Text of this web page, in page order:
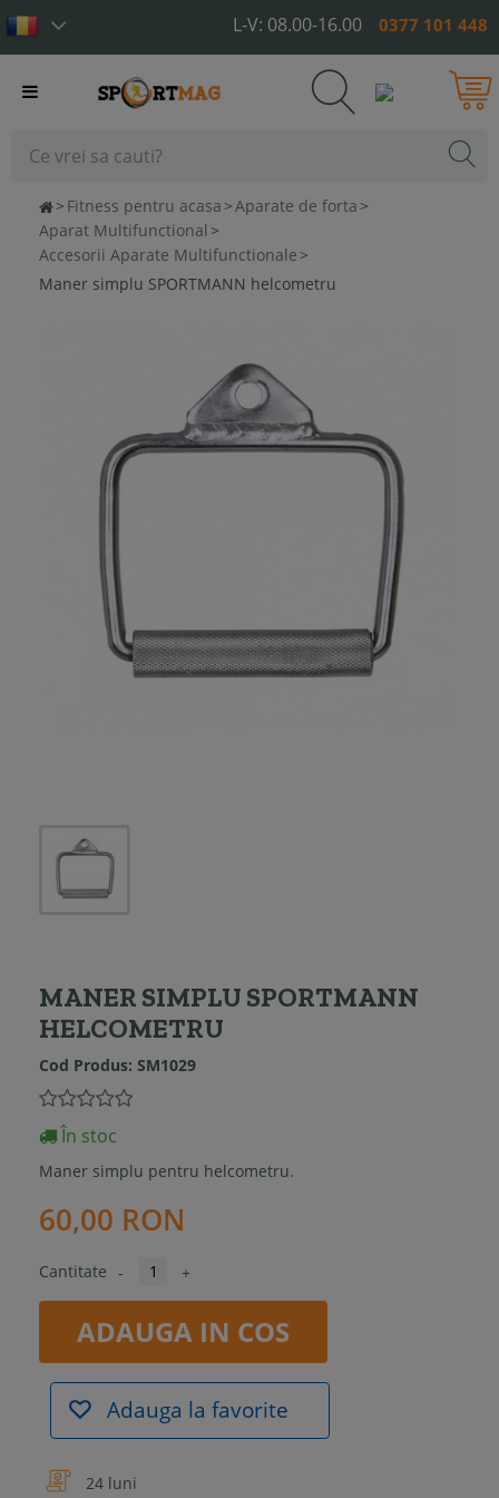
L-V: 08.00-16.00 0377 101 448
Toggle
> Fitness pentru acasa >Aparate de forta >
Aparat Multifunctional >
Accesorii Aparate Multifunctionale >
Maner simplu SPORTMANN helcometru
MANER SIMPLU SPORTMANN
HELCOMETRU
Cod Produs: SM1029
În stoc
Maner simplu pentru helcometru.
60,00 RON
Cantitate - +
ADAUGA IN COS
Adauga la favorite
24 luni